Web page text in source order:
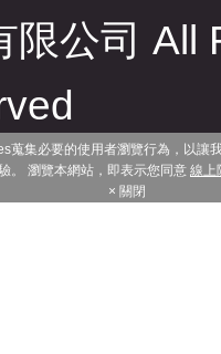
限公司 All
蒐集必要的使用者瀏覽行為，以讓
。 瀏覽本網站，即表示您同意 線上
× 關閉